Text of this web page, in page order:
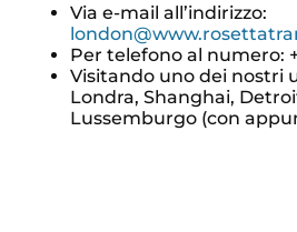
Via e-mail all’indirizzo:
Per telefono al numero:
Visitando uno dei nostri
Londra, Shanghai,
Lussemburgo (con